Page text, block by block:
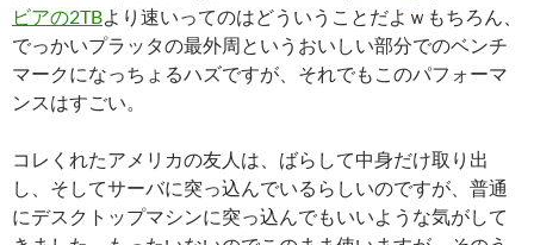
ビアの2TBより速いってのはどういうことだよｗもちろん、
でっかいプラッタの最外周というおいしい部分でのベンチ
マークになっちょるハズですが、それでもこのパフォーマ
ンスはすごい。
コレくれたアメリカの友人は、ばらして中身だけ取り出
し、そしてサーバに突っ込んでいるらしいのですが、普通
にデスクトップマシンに突っ込んでもいいような気がして